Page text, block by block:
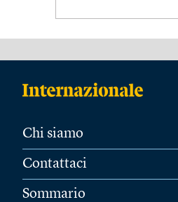
Chi siamo
Contattaci
Sommario